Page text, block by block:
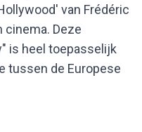
van Frédéric
cinema. Deze
is heel toepasselijk
tussen de Europese